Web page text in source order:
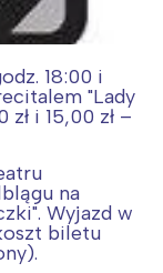
18:00 i
"Lady
i 15,00 zł –
na
Wyjazd w
biletu